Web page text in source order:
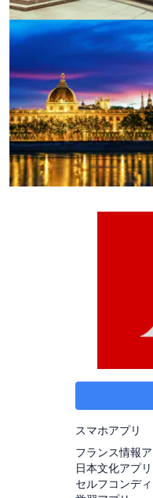
スマホアプリ
フランス情報
日本文化アプリ
セルフコンデ